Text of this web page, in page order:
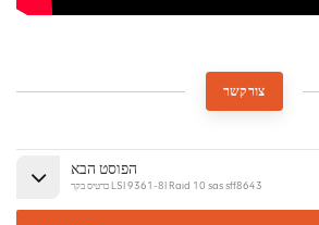
צור קשר
הפוסט הבא
כרטיס בקר LSI 9361-8I Raid 10 sas sff8643